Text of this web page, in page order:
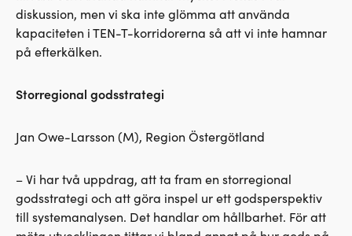
diskussion, men vi ska inte glömma att använda
kapaciteten i TEN-T-korridorerna så att vi inte hamnar
på efterkälken.
Storregional godsstrategi
Jan Owe-Larsson (M), Region Östergötland
– Vi har två uppdrag, att ta fram en storregional
godsstrategi och att göra inspel ur ett godsperspektiv
till systemanalysen. Det handlar om hållbarhet. För att